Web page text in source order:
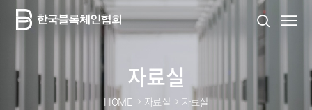
자료실
HOME 자료실 자료실